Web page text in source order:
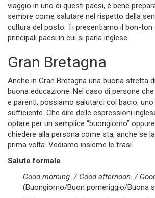
viaggio in uno di questi paesi, è bene
sempre come salutare nel rispetto della
cultura del posto. Ti presentiamo il bon-ton
principali paesi in cui si parla inglese.
Gran Bretagna
Anche in Gran Bretagna una buona stretta
buona educazione. Nel caso di persone
e parenti, possiamo salutarci col bacio,
sufficiente. Che dire delle espressioni
optare per un semplice “buongiorno”
chiedere alla persona come sta, anche se
prima volta. Vediamo insieme le frasi.
Saluto formale
Good morning. / Good afternoon. /
(Buongiorno/Buon pomeriggio/Buona